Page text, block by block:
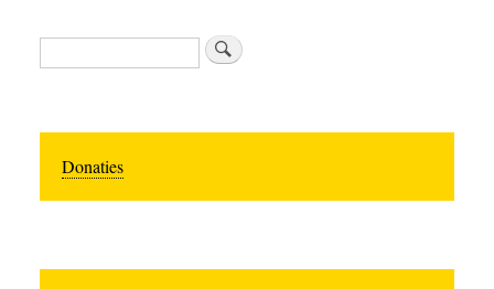
Zoeken
Donaties